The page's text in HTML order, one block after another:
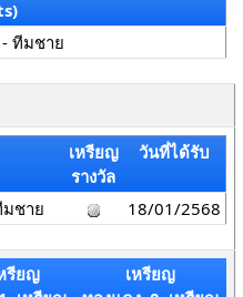
ทีมชาย
เหรียญ
รางวัล
วันที่ได้รับ
ชาย 18/01/2568
รียญ
เหรียญ